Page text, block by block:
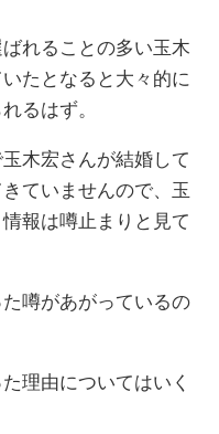
れることの多い玉木
たとなると大々的に
るはず。
木宏さんが結婚して
ていませんので、玉
報は噂止まりと見て
噂があがっているの
理由についてはいく